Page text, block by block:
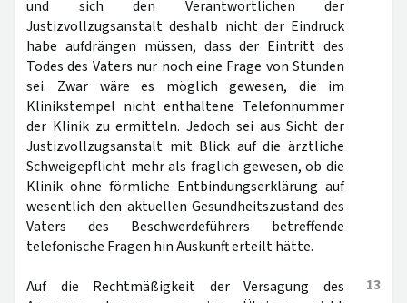
und sich den Verantwortlichen der
Justizvollzugsanstalt deshalb nicht der Eindruck
habe aufdrängen müssen, dass der Eintritt des
Todes des Vaters nur noch eine Frage von Stunden
sei. Zwar wäre es möglich gewesen, die im
Klinikstempel nicht enthaltene Telefonnummer
der Klinik zu ermitteln. Jedoch sei aus Sicht der
Justizvollzugsanstalt mit Blick auf die ärztliche
Schweigepflicht mehr als fraglich gewesen, ob die
Klinik ohne förmliche Entbindungserklärung auf
wesentlich den aktuellen Gesundheitszustand des
Vaters des Beschwerdeführers betreffende
telefonische Fragen hin Auskunft erteilt hätte.
13
Auf die Rechtmäßigkeit der Versagung des